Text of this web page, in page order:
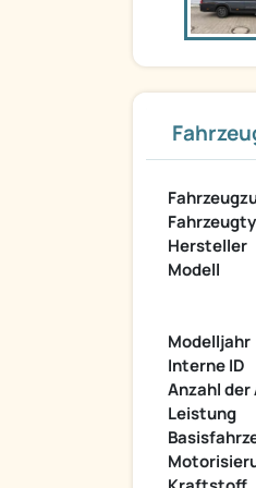
Hersteller
Modell
Modelljahr
Interne ID
Anzahl der
Leistung